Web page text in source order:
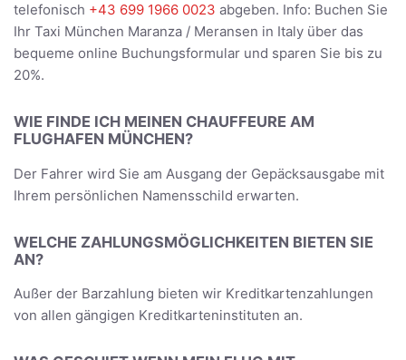
telefonisch +43 699 1966 0023 abgeben. Info: Buchen Sie
Ihr Taxi München Maranza / Meransen in Italy über das
bequeme online Buchungsformular und sparen Sie bis zu
20%.
WIE FINDE ICH MEINEN CHAUFFEURE AM
FLUGHAFEN MÜNCHEN?
Der Fahrer wird Sie am Ausgang der Gepäcksausgabe mit
Ihrem persönlichen Namensschild erwarten.
WELCHE ZAHLUNGSMÖGLICHKEITEN BIETEN SIE
AN?
Außer der Barzahlung bieten wir Kreditkartenzahlungen
von allen gängigen Kreditkarteninstituten an.